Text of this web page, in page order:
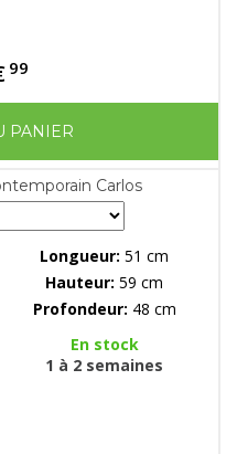
99
PANIER
Carlos
Longueur: 51 cm
Hauteur: 59 cm
Profondeur: 48 cm
En stock
1 à 2 semaines